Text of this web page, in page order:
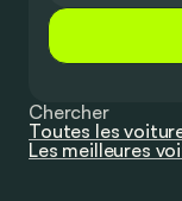
Chercher
Toutes les
Les meilleures